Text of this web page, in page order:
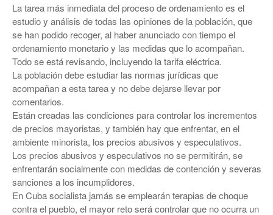
La tarea más inmediata del proceso de ordenamiento es el
estudio y análisis de todas las opiniones de la población, que
se han podido recoger, al haber anunciado con tiempo el
ordenamiento monetario y las medidas que lo acompañan.
Todo se está revisando, incluyendo la tarifa eléctrica.
La población debe estudiar las normas jurídicas que
acompañan a esta tarea y no debe dejarse llevar por
comentarios.
Están creadas las condiciones para controlar los incrementos
de precios mayoristas, y también hay que enfrentar, en el
ambiente minorista, los precios abusivos y especulativos.
Los precios abusivos y especulativos no se permitirán, se
enfrentarán socialmente con medidas de contención y severas
sanciones a los incumplidores.
En Cuba socialista jamás se emplearán terapias de choque
contra el pueblo, el mayor reto será controlar que no ocurra un